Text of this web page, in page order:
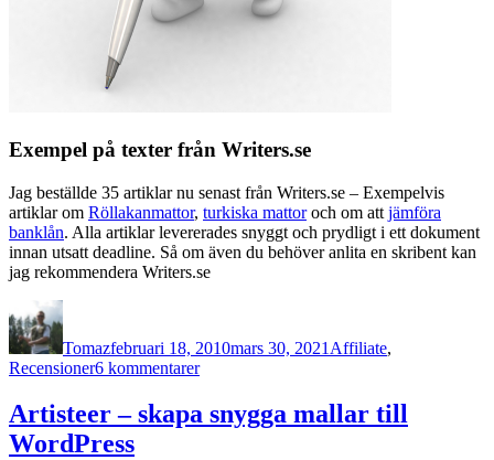
Exempel på texter från Writers.se
Jag beställde 35 artiklar nu senast från Writers.se – Exempelvis
artiklar om Röllakanmattor, turkiska mattoroch om att jämföra
banklån. Alla artiklar levererades snyggt och prydligt i ett dokument
innan utsatt deadline. Så om även du behöver anlita en skribent kan
jag rekommendera Writers.se
Författare
Tomazfebruari 18, 2010mars 30, 2021 Affiliate,
Recensioner6 kommentarertill
Writers
om
Artisteer – skapa snygga mallar till
WordPress